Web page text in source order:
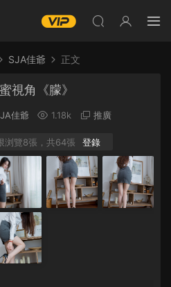
SJA佳爺 正文
視角《朦》
佳爺 1.18k 推廣
浏覽8張，共64張 登錄